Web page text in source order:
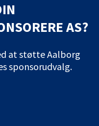
AS?
at støtte Aalborg
sponsorudvalg.